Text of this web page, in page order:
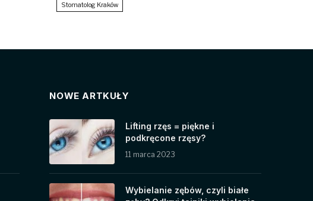
Stomatolog Kraków
NOWE ARTKUŁY
Lifting rzęs = piękne i
podkręcone rzęsy?
11 marca 2023
Wybielanie zębów, czyli białe